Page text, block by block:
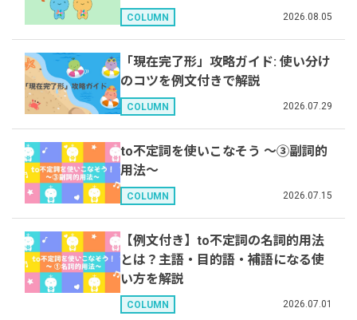
COLUMN 2026.08.05
「現在完了形」攻略ガイド: 使い分け
のコツを例文付きで解説
COLUMN 2026.07.29
to不定詞を使いこなそう 〜③副詞的
用法〜
COLUMN 2026.07.15
【例文付き】to不定詞の名詞的用法
とは？主語・目的語・補語になる使
い方を解説
COLUMN 2026.07.01